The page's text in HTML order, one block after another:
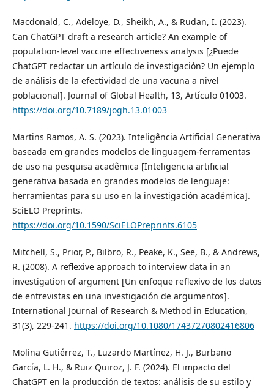
Macdonald, C., Adeloye, D., Sheikh, A., & Rudan, I. (2023).
Can ChatGPT draft a research article? An example of
population-level vaccine effectiveness analysis [¿Puede
ChatGPT redactar un artículo de investigación? Un ejemplo
de análisis de la efectividad de una vacuna a nivel
poblacional]. Journal of Global Health, 13, Artículo 01003.
https://doi.org/10.7189/jogh.13.01003
Martins Ramos, A. S. (2023). Inteligência Artificial Generativa
baseada em grandes modelos de linguagem-ferramentas
de uso na pesquisa acadêmica [Inteligencia artificial
generativa basada en grandes modelos de lenguaje:
herramientas para su uso en la investigación académica].
SciELO Preprints.
https://doi.org/10.1590/SciELOPreprints.6105
Mitchell, S., Prior, P., Bilbro, R., Peake, K., See, B., & Andrews,
R. (2008). A reflexive approach to interview data in an
investigation of argument [Un enfoque reflexivo de los datos
de entrevistas en una investigación de argumentos].
International Journal of Research & Method in Education,
31(3), 229-241. https://doi.org/10.1080/17437270802416806
Molina Gutiérrez, T., Luzardo Martínez, H. J., Burbano
García, L. H., & Ruiz Quiroz, J. F. (2024). El impacto del
ChatGPT en la producción de textos: análisis de su estilo y